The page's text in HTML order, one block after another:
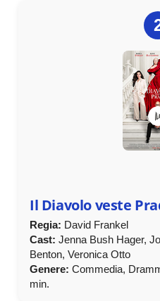
Il Diavolo veste
Regia: David Frankel
Cast: Jenna Bush Hager,
Benton, Veronica Otto
Genere: Commedia,
min.